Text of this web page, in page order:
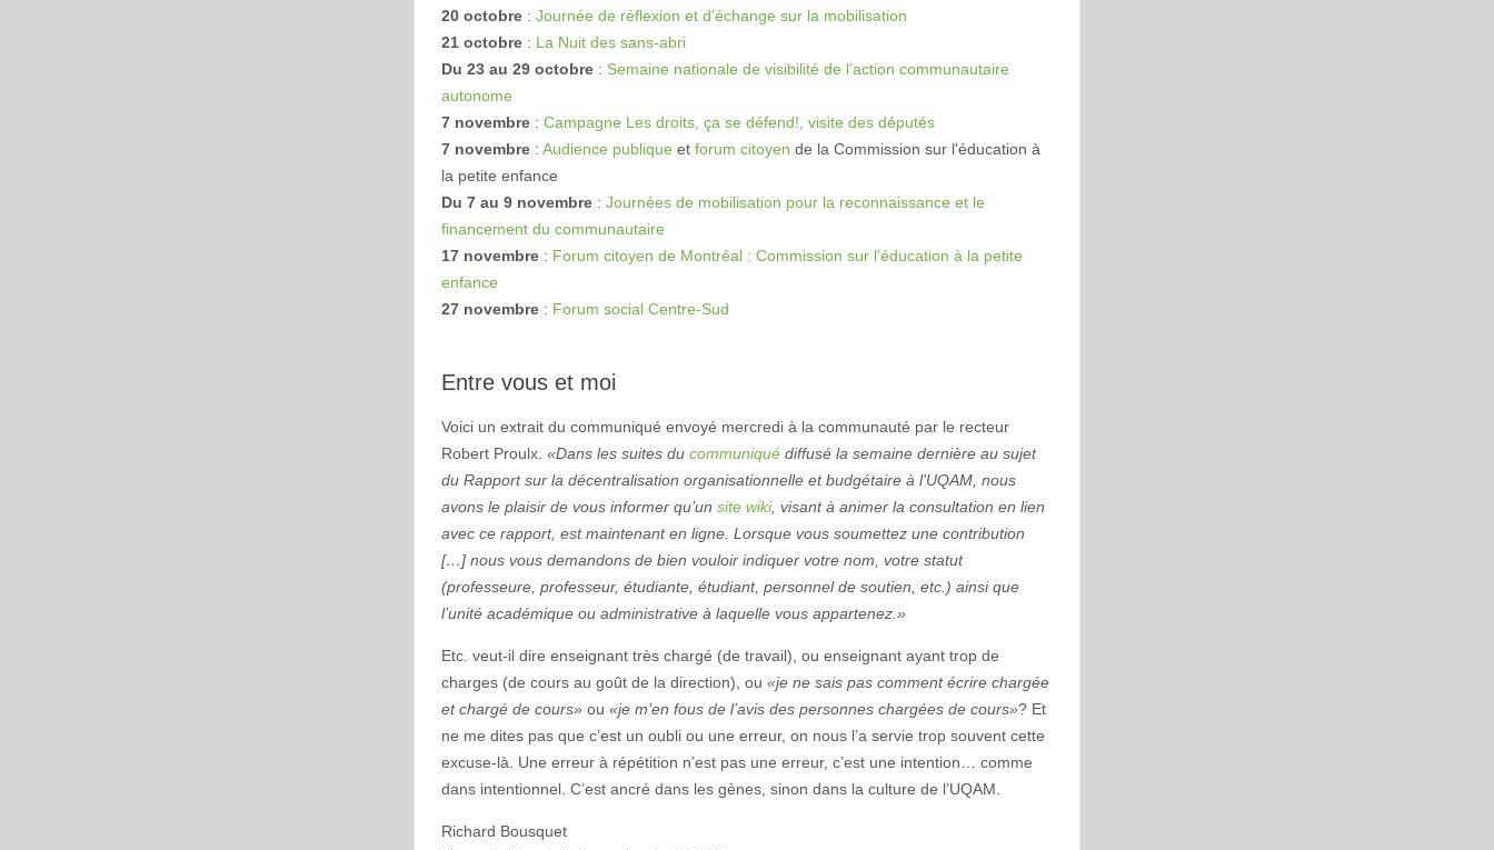
20 octobre : Journée de réflexion et d’échange sur la mobilisation
21 octobre : La Nuit des sans-abri
Du 23 au 29 octobre : Semaine nationale de visibilité de l’action communautaire
autonome
7 novembre : Campagne Les droits, ça se défend!, visite des députés
7 novembre : Audience publique et forum citoyen de la Commission sur l'éducation à
la petite enfance
Du 7 au 9 novembre : Journées de mobilisation pour la reconnaissance et le
financement du communautaire
17 novembre : Forum citoyen de Montréal : Commission sur l’éducation à la petite
enfance
27 novembre : Forum social Centre-Sud
Entre vous et moi
Voici un extrait du communiqué envoyé mercredi à la communauté par le recteur
Robert Proulx. «Dans les suites du communiqué diffusé la semaine dernière au sujet
du Rapport sur la décentralisation organisationnelle et budgétaire à l’UQAM, nous
avons le plaisir de vous informer qu’un site wiki, visant à animer la consultation en lien
avec ce rapport, est maintenant en ligne. Lorsque vous soumettez une contribution
[…] nous vous demandons de bien vouloir indiquer votre nom, votre statut
(professeure, professeur, étudiante, étudiant, personnel de soutien, etc.) ainsi que
l’unité académique ou administrative à laquelle vous appartenez.»
Etc. veut-il dire enseignant très chargé (de travail), ou enseignant ayant trop de
charges (de cours au goût de la direction), ou «je ne sais pas comment écrire chargée
et chargé de cours» ou «je m’en fous de l’avis des personnes chargées de cours»? Et
ne me dites pas que c’est un oubli ou une erreur, on nous l’a servie trop souvent cette
excuse-là. Une erreur à répétition n’est pas une erreur, c’est une intention… comme
dans intentionnel. C’est ancré dans les gènes, sinon dans la culture de l’UQAM.
Richard Bousquet